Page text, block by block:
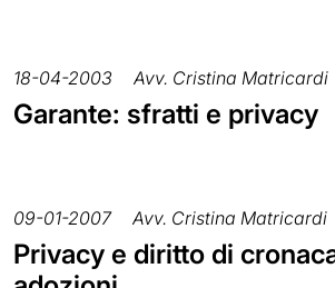
18-04-2003 Avv. Cristina Matricardi
Garante: sfratti e privacy
09-01-2007 Avv. Cristina Matricardi
Privacy e diritto di